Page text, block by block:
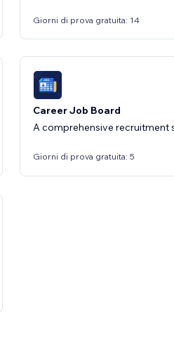
Giorni di prova gratuita: 14
Career Job Board
A comprehensive recruitment
Giorni di prova gratuita: 5